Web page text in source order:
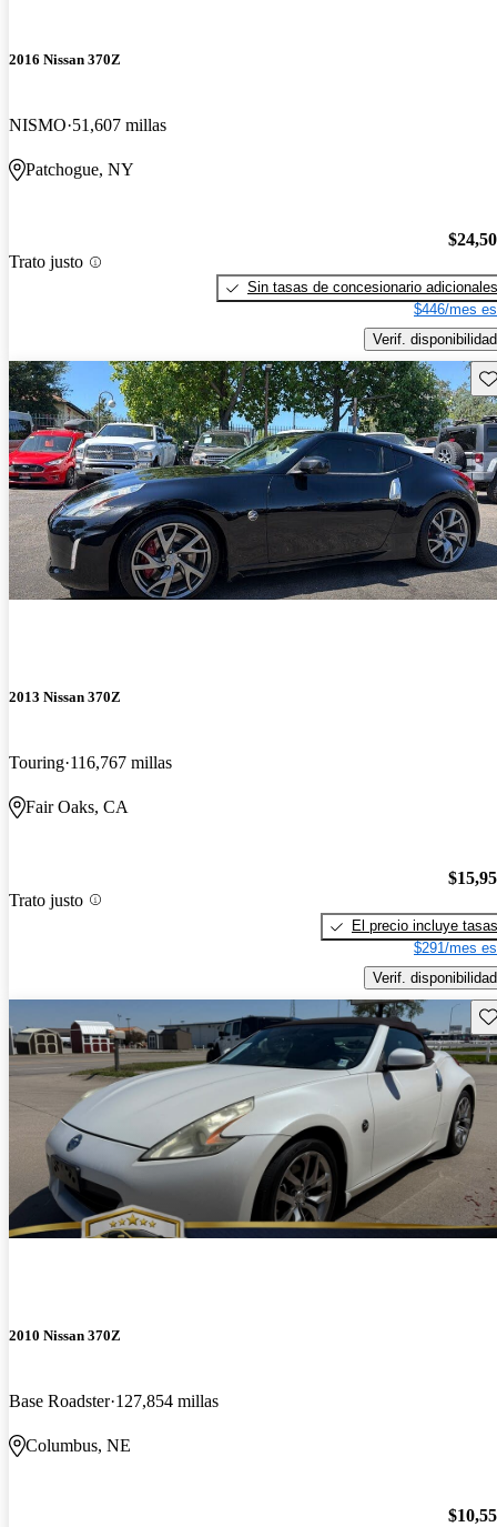
2016 Nissan 370Z
NISMO 51,607 millas
Patchogue, NY
Trato justo
Sin tasas de concesionario adicionales
$446/mes
Verif. disponibilidad
2013 Nissan 370Z
Touring 116,767 millas
Fair Oaks, CA
Trato justo
El precio incluye tasas
$291/mes
Verif. disponibilidad
2010 Nissan 370Z
Base Roadster 127,854 millas
Columbus, NE